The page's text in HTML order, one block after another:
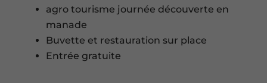
agro tourisme journée découverte en
manade
Buvette et restauration sur place
Entrée gratuite